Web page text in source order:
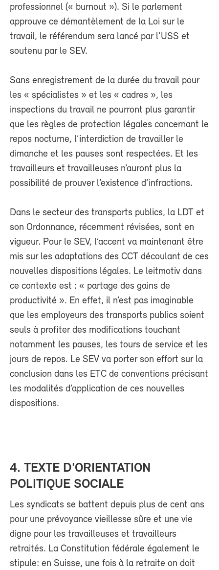
professionnel (« burnout »). Si le parlement
approuve ce démantèlement de la Loi sur le
travail, le référendum sera lancé par l’USS et
soutenu par le SEV.
Sans enregistrement de la durée du travail pour
les « spécialistes » et les « cadres », les
inspections du travail ne pourront plus garantir
que les règles de protection légales concernant le
repos nocturne, l’interdiction de travailler le
dimanche et les pauses sont respectées. Et les
travailleurs et travailleuses n’auront plus la
possibilité de prouver l’existence d’infractions.
Dans le secteur des transports publics, la LDT et
son Ordonnance, récemment révisées, sont en
vigueur. Pour le SEV, l’accent va maintenant être
mis sur les adaptations des CCT découlant de ces
nouvelles dispositions légales. Le leitmotiv dans
ce contexte est : « partage des gains de
productivité ». En effet, il n’est pas imaginable
que les employeurs des transports publics soient
seuls à profiter des modifications touchant
notamment les pauses, les tours de service et les
jours de repos. Le SEV va porter son effort sur la
conclusion dans les ETC de conventions précisant
les modalités d’application de ces nouvelles
dispositions.
4. TEXTE D'ORIENTATION
POLITIQUE SOCIALE
Les syndicats se battent depuis plus de cent ans
pour une prévoyance vieillesse sûre et une vie
digne pour les travailleuses et travailleurs
retraités. La Constitution fédérale également le
stipule: en Suisse, une fois à la retraite on doit